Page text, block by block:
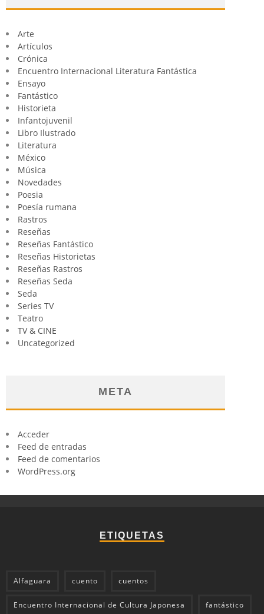
Arte
Artículos
Crónica
Encuentro Internacional Literatura Fantástica
Ensayo
Fantástico
Historieta
Infantojuvenil
Libro Ilustrado
Literatura
México
Música
Novedades
Poesia
Poesía rumana
Rastros
Reseñas
Reseñas Fantástico
Reseñas Historietas
Reseñas Rastros
Reseñas Seda
Seda
Series TV
Teatro
TV & CINE
Uncategorized
META
Acceder
Feed de entradas
Feed de comentarios
WordPress.org
ETIQUETAS
Alfaguara cuento cuentos
Encuentro Internacional de Cultura Japonesa fantástico